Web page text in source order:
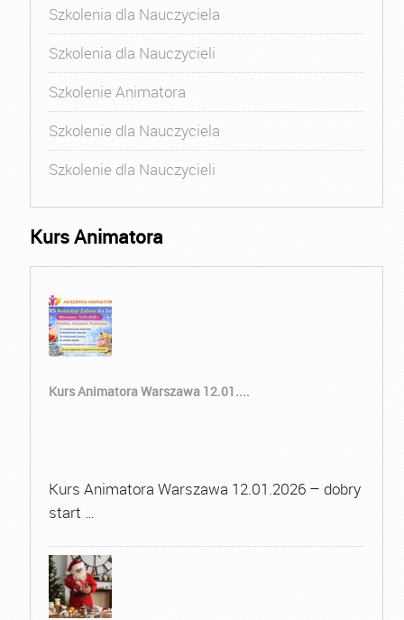
Szkolenia dla Nauczyciela
Szkolenia dla Nauczycieli
Szkolenie Animatora
Szkolenie dla Nauczyciela
Szkolenie dla Nauczycieli
Kurs Animatora
Kurs Animatora Warszawa 12.01....
Kurs Animatora Warszawa 12.01.2026 – dobry
start …